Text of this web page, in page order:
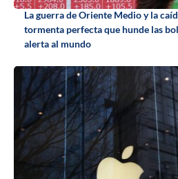
La guerra de Oriente Medio y la
tormenta perfecta que hunde las
alerta al mundo